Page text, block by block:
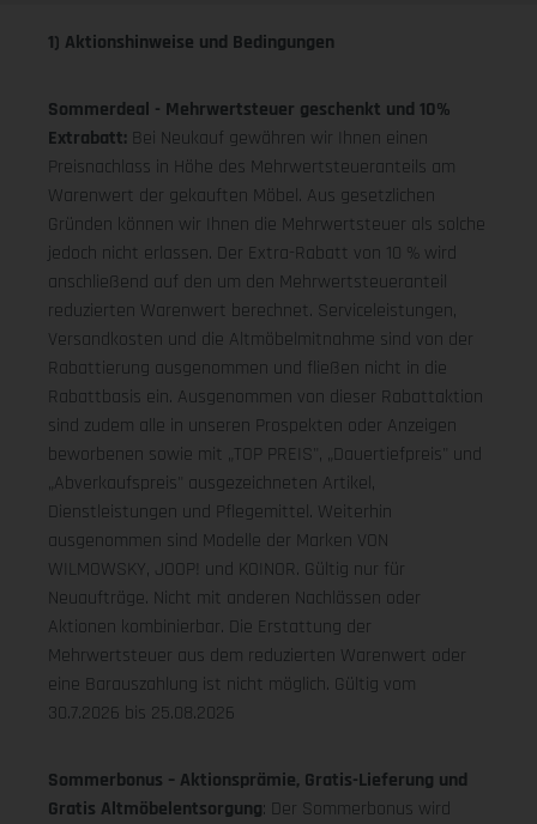
1) Aktionshinweise und Bedingungen
Sommerdeal - Mehrwertsteuer geschenkt und 10%
Extrabatt: Bei Neukauf gewähren wir Ihnen einen
Preisnachlass in Höhe des Mehrwertsteueranteils am
Warenwert der gekauften Möbel. Aus gesetzlichen
Gründen können wir Ihnen die Mehrwertsteuer als solche
jedoch nicht erlassen. Der Extra-Rabatt von 10 % wird
anschließend auf den um den Mehrwertsteueranteil
reduzierten Warenwert berechnet. Serviceleistungen,
Versandkosten und die Altmöbelmitnahme sind von der
Rabattierung ausgenommen und fließen nicht in die
Rabattbasis ein. Ausgenommen von dieser Rabattaktion
sind zudem alle in unseren Prospekten oder Anzeigen
beworbenen sowie mit „TOP PREIS", „Dauertiefpreis" und
„Abverkaufspreis" ausgezeichneten Artikel,
Dienstleistungen und Pflegemittel. Weiterhin
ausgenommen sind Modelle der Marken VON
WILMOWSKY, JOOP! und KOINOR. Gültig nur für
Neuaufträge. Nicht mit anderen Nachlässen oder
Aktionen kombinierbar. Die Erstattung der
Mehrwertsteuer aus dem reduzierten Warenwert oder
eine Barauszahlung ist nicht möglich. Gültig vom
30.7.2026 bis 25.08.2026
Sommerbonus – Aktionsprämie, Gratis-Lieferung und
Gratis Altmöbelentsorgung: Der Sommerbonus wird